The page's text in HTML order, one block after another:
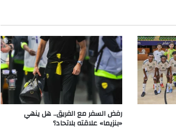
رفض السفر مع الفريق.. هل ينهي
«بنزيما» علاقته بلاتحاد؟